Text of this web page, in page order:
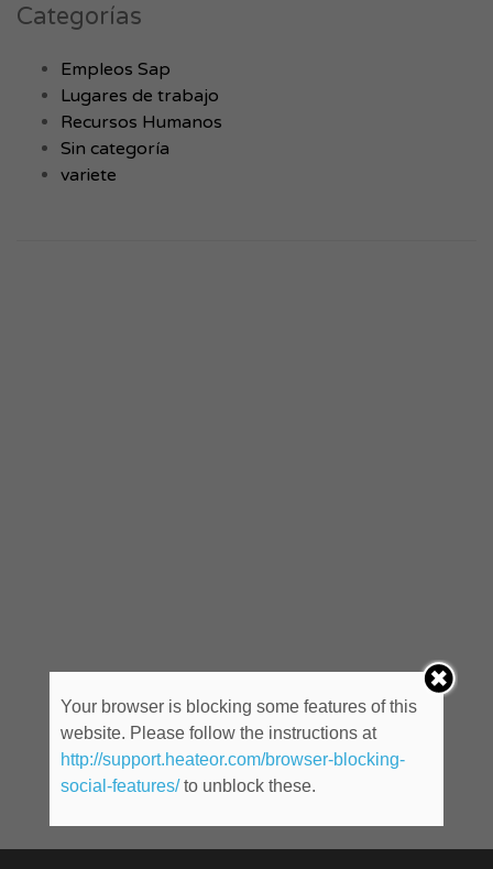
Categorías
Empleos Sap
Lugares de trabajo
Recursos Humanos
Sin categoría
variete
Your browser is blocking some features of this
website. Please follow the instructions at
http://support.heateor.com/browser-blocking-
social-features/to unblock these.